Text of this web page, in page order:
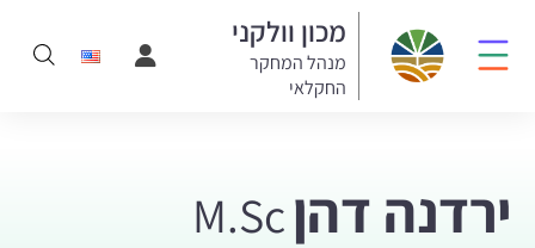
מכון וולקני
מנהל המחקר
החקלאי
ירדנה דהןM.Sc